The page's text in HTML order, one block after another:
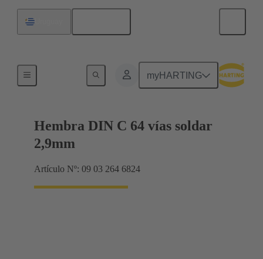
myHARTING
Terminación de placa madre a tarjeta hija
Hembra DIN C 64 vías soldar
2,9mm
Artículo Nº: 09 03 264 6824